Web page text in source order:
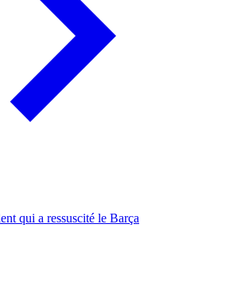
qui a ressuscité le Barça